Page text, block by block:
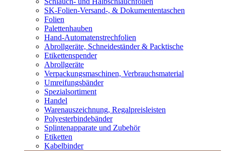
SK-Folien-Versand-, & Dokumententaschen
Folien
Palettenhauben
Hand-Automatenstrechfolien
Abrollgeräte, Schneideständer & Packtische
Etikettenspender
Abrollgeräte
Verpackungsmaschinen, Verbrauchsmaterial
Umreifungsbänder
Spezialsortiment
Handel
Warenauszeichnung, Regalpreisleisten
Polyesterbindebänder
Splintenapparate und Zubehör
Etiketten
Kabelbinder